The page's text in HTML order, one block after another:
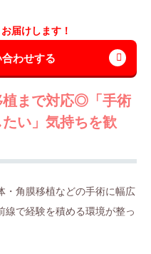
届けします！
わせする
植まで対応◎「手術
い」気持ちを歓
・角膜移植などの手術に幅広
線で経験を積める環境が整っ